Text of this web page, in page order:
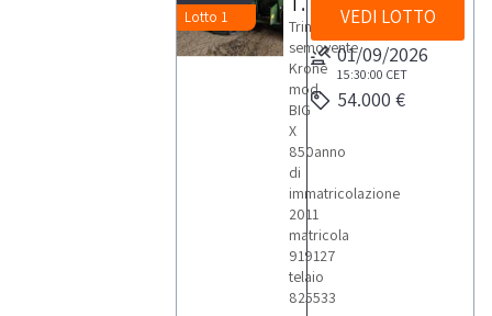
Lotto 1
Trincia
semovente
Krone
mod.
BIG
X
850anno
di
immatricolazione
2011
matricola
919127
telaio
825533
VEDI LOTTO
01/09/2026
15:30:00 CET
54.000 €